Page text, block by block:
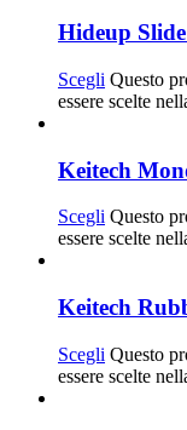
Hideup
Scegli Questo
essere scelte
Keitech
Scegli Questo
essere scelte
Keitech
Scegli Questo
essere scelte